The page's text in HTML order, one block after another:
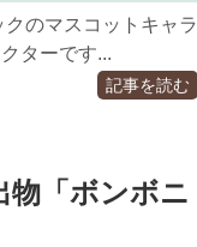
のマスコットキャラ
ターです...
記事を読む
物「ボンボニ